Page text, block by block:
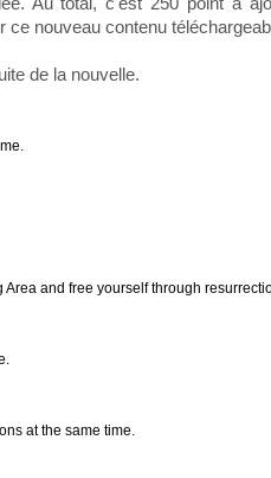
nouveau contenu
de la nouvelle.
and free yourself through
at the same time.